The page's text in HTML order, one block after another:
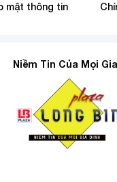
mật thông tin
Niềm Tin Của Mọi